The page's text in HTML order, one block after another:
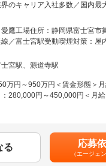
療機器を中心に開発しています
代が多く所属する組織です。
入社者も複数おり、皆がそれ
組織です。
部門と共に商品企画、そして機
・試作・評価を通じて商品開
ーについて：
のキャリア入社多数／国内最
他事業所との関係性拡大に合わ
局による査察が増加傾向にあ
す。
。監査の計画から実施、指摘
ロセスをリードします。
ントシステム（QMS）の内部監
愛鷹工場住所：静岡県富士宮市
／富士宮駅受動喫煙対策：屋
める事業所（リモートワーク含
宮駅、源道寺駅
万円～950万円＜賃金形態＞
：280,000円～450,000円＜月
下する可能性があります。月給
。
る 応募
（エージェ